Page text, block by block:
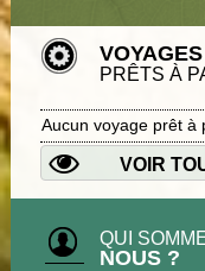
VOYAGES
PRÊTS À
Aucun voyage prêt à
VOIR
QUI
NOUS ?